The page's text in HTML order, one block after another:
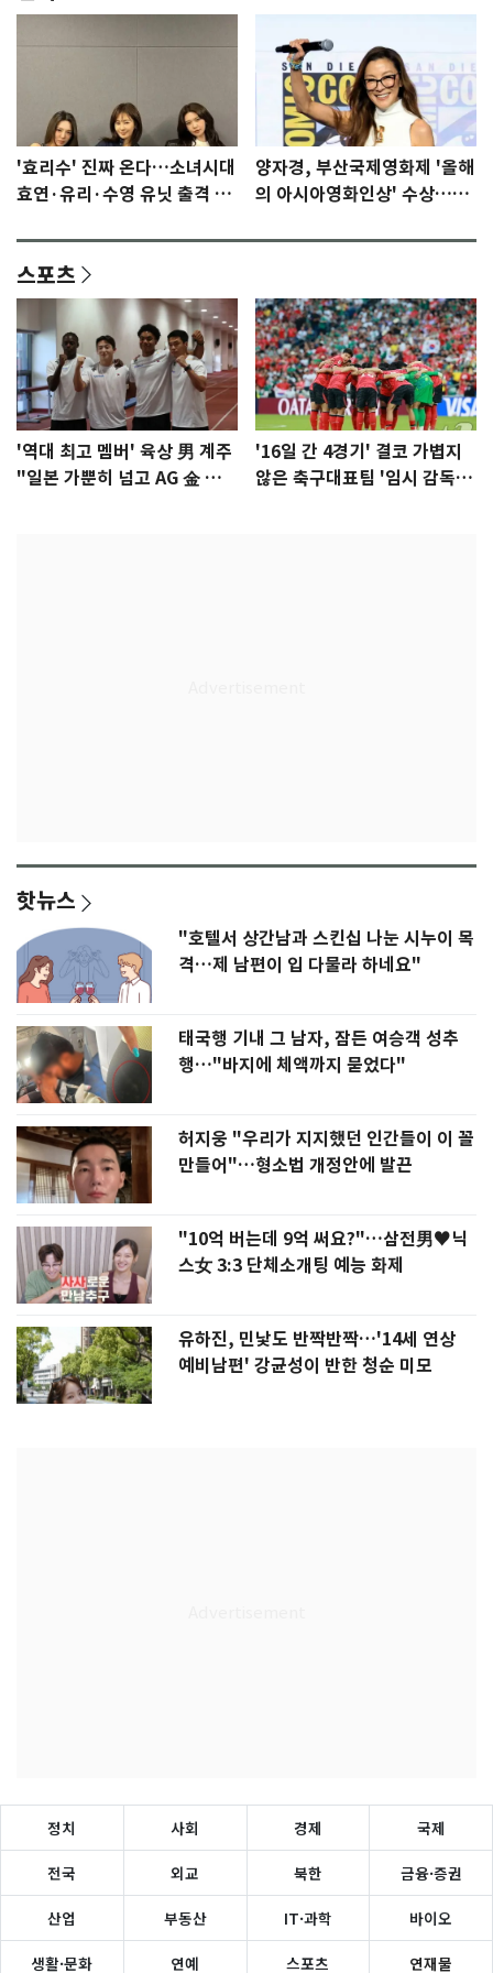
'효리수' 진짜 온다…소녀시대
효연·유리·수영 유닛 출격 [N
양자경, 부산국제영화제 '올해
의 아시아영화인상' 수상…15
스포츠
'역대 최고 멤버' 육상 男 계주
"일본 가뿐히 넘고 AG 金 따겠
'16일 간 4경기' 결코 가볍지
않은 축구대표팀 '임시 감독'
핫뉴스
"호텔서 상간남과 스킨십 나눈 시누이 목
격…제 남편이 입 다물라 하네요"
태국행 기내 그 남자, 잠든 여승객 성추
행…"바지에 체액까지 묻었다"
허지웅 "우리가 지지했던 인간들이 이 꼴
만들어"…형소법 개정안에 발끈
"10억 버는데 9억 써요?"…삼전男♥닉
스女 3:3 단체소개팅 예능 화제
유하진, 민낯도 반짝반짝…'14세 연상
예비남편' 강균성이 반한 청순 미모
정치 사회 경제 국제
전국 외교 북한 금융·증권
산업 부동산 IT·과학 바이오
생활·문화 연예 스포츠 연재물